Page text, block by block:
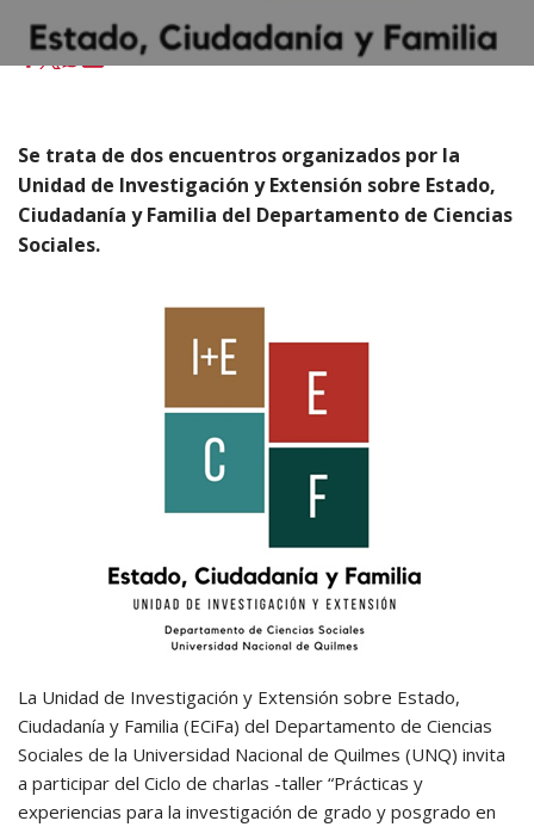
Se trata de dos encuentros organizados por la
Unidad de Investigación y Extensión sobre Estado,
Ciudadanía y Familia del Departamento de Ciencias
Sociales.
La Unidad de Investigación y Extensión sobre Estado,
Ciudadanía y Familia (ECiFa) del Departamento de Ciencias
Sociales de la Universidad Nacional de Quilmes (UNQ) invita
a participar del Ciclo de charlas -taller “Prácticas y
experiencias para la investigación de grado y posgrado en